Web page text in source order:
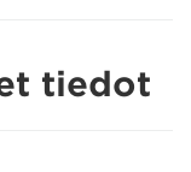
tiedot